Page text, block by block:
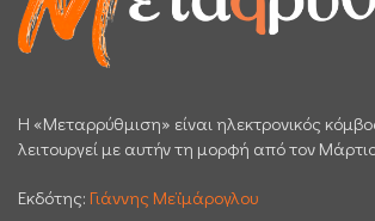
H «Μεταρρύθμιση» είναι ηλεκτρονικός
λειτουργεί με αυτήν τη μορφή από τον
Εκδότης: Γιάννης Μεϊμάρογλου